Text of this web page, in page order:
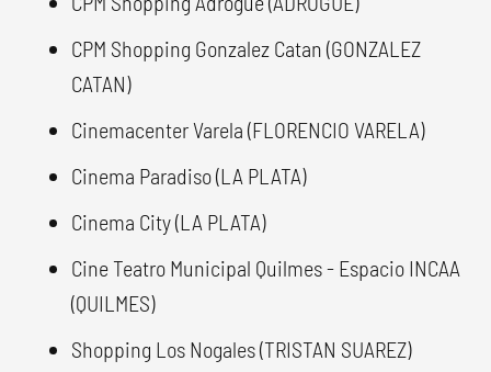
CPM Shopping Gonzalez Catan (GONZALEZ
CATAN)
Cinemacenter Varela (FLORENCIO VARELA)
Cinema Paradiso (LA PLATA)
Cinema City (LA PLATA)
Cine Teatro Municipal Quilmes - Espacio INCAA
(QUILMES)
Shopping Los Nogales (TRISTAN SUAREZ)